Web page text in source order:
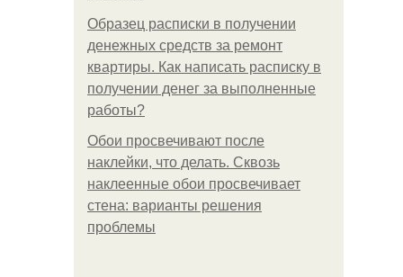
Образец расписки в получении
денежных средств за ремонт
квартиры. Как написать расписку в
получении денег за выполненные
работы?
Обои просвечивают после
наклейки, что делать. Сквозь
наклеенные обои просвечивает
стена: варианты решения
проблемы